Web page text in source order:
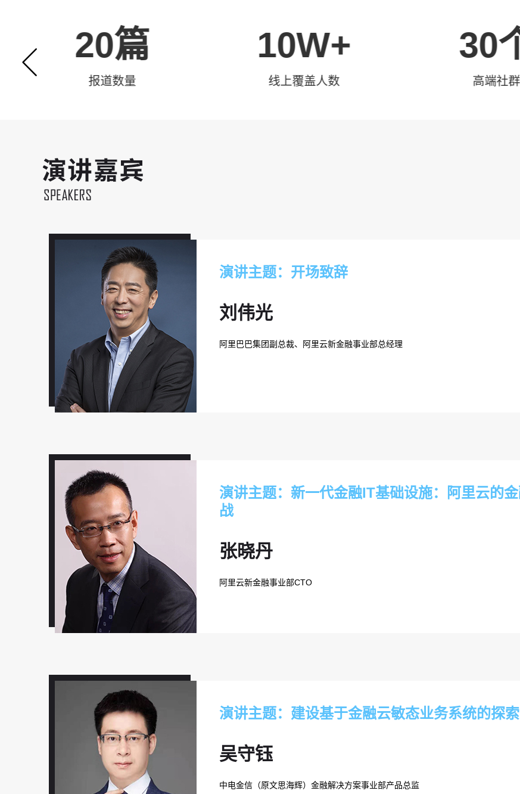
20篇
报道数量
10W+
线上覆盖人数
30
高端社群
演讲主题：开场致辞
刘伟光
阿里巴巴集团副总裁、阿里云新金融事业部总经理
演讲主题：新一代金融IT基础设施：阿里云的
战
张晓丹
阿里云新金融事业部CTO
演讲主题：建设基于金融云敏态业务系统的探
吴守钰
中电金信（原文思海辉）金融解决方案事业部产品总监